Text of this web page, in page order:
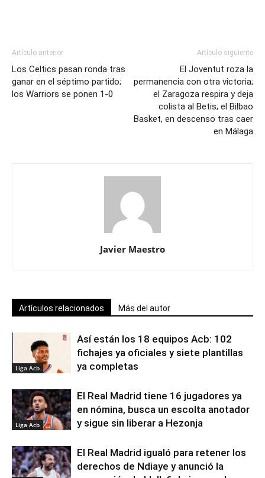
Artículo anterior
Los Celtics pasan ronda tras
ganar en el séptimo partido;
los Warriors se ponen 1-0
Artículo siguiente
El Joventut roza la
permanencia con otra victoria;
el Zaragoza respira y deja
colista al Betis; el Bilbao
Basket, en descenso tras caer
en Málaga
Javier Maestro
Artículos relacionados Más del autor
Liga Acb
Así están los 18 equipos Acb: 102
fichajes ya oficiales y siete plantillas
ya completas
Liga Acb
El Real Madrid tiene 16 jugadores ya
en nómina, busca un escolta anotador
y sigue sin liberar a Hezonja
El Real Madrid igualó para retener los
derechos de Ndiaye y anunció la